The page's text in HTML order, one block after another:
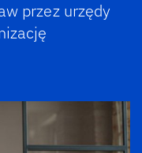
przez urzędy